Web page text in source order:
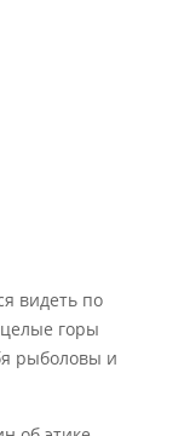
видеть по
горы
рыболовы и